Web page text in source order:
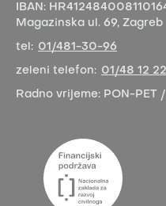
IBAN:
Magazinska ul. 69, Zagreb
tel: 01/481-30-96
zeleni telefon: 01/48 12
Radno vrijeme: PON-PET